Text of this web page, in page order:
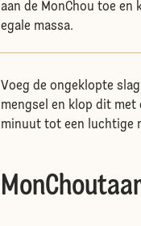
aan de MonChou toe
egale massa.
Voeg de ongeklopte
mengsel en klop dit met
minuut tot een luchtige